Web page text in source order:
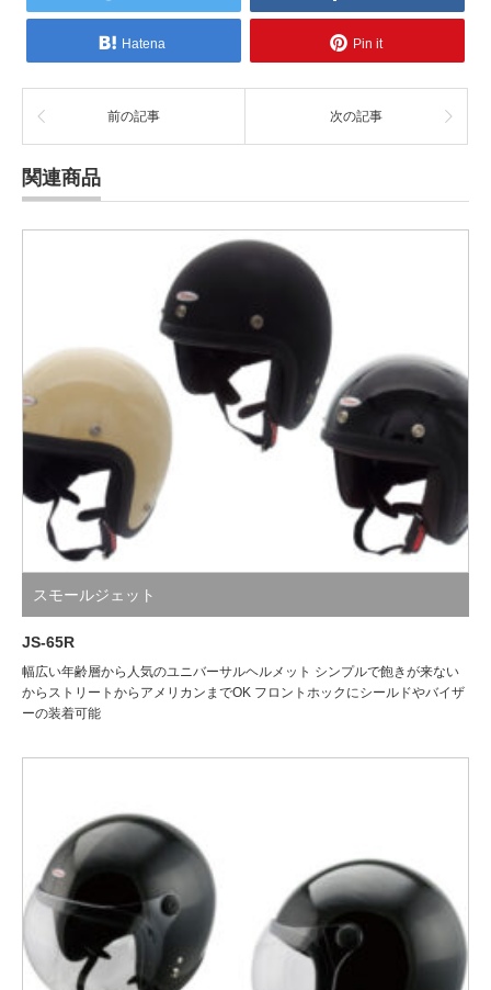
Hatena Pin it
前の記事 次の記事
関連商品
スモールジェット
JS-65R
幅広い年齢層から人気のユニバーサルヘルメット シンプルで飽きが来ない
からストリートからアメリカンまでOK フロントホックにシールドやバイザ
ーの装着可能